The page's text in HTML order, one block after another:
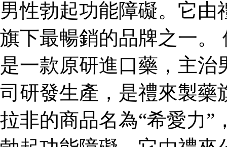
男性勃起功能障礙。它
旗下最暢銷的品牌之一。
是一款原研進口藥，主
司研發生產，是禮來製藥
拉非的商品名為“希愛力”